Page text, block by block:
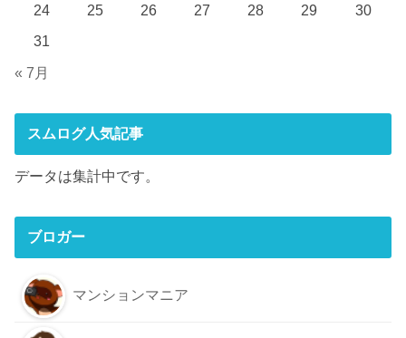
24
25 26 27 28 29
30
31
« 7月
スムログ人気記事
データは集計中です。
ブロガー
マンションマニア